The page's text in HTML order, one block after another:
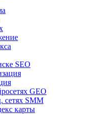
SEO
GEO
сетях SMM
карты